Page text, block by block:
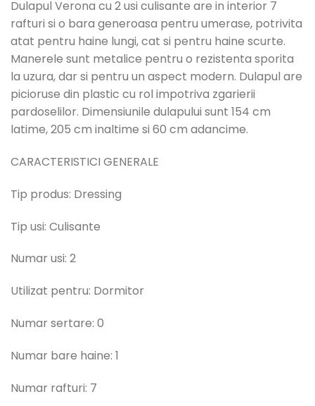
Dulapul Verona cu 2 usi culisante are in interior 7
rafturi si o bara generoasa pentru umerase, potrivita
atat pentru haine lungi, cat si pentru haine scurte.
Manerele sunt metalice pentru o rezistenta sporita
la uzura, dar si pentru un aspect modern. Dulapul are
picioruse din plastic cu rol impotriva zgarierii
pardoselilor. Dimensiunile dulapului sunt 154 cm
latime, 205 cm inaltime si 60 cm adancime.
CARACTERISTICI GENERALE
Tip produs: Dressing
Tip usi: Culisante
Numar usi: 2
Utilizat pentru: Dormitor
Numar sertare: 0
Numar bare haine: 1
Numar rafturi: 7